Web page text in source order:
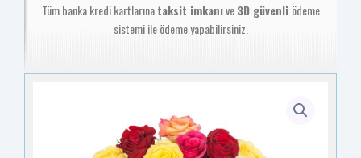
Tüm banka kredi kartlarınataksit imkanıve3D güvenli ödeme
sistemi ile ödeme yapabilirsiniz.